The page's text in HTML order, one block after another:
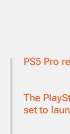
PS5 Pro
The
set to